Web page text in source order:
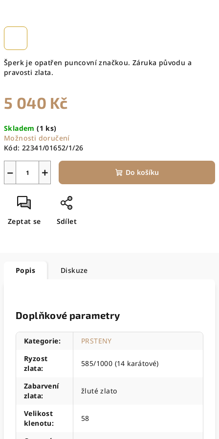
Šperk je opatřen puncovní značkou. Záruka původu a
pravosti zlata.
5 040 Kč
cena:
Skladem(1 ks)
Možnosti doručení
Kód: 22341/01652/1/26
+
− Do košíku
Zeptat se Sdílet
Popis Diskuze
Doplňkové parametry
Kategorie:
PRSTENY
Ryzost
zlata:
585/1000 (14 karátové)
Zabarvení
zlata:
žluté zlato
Velikost
klenotu:
58